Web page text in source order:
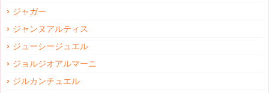
ジャガー
ジャンヌアルティス
ジューシージュエル
ジョルジオアルマーニ
ジルカンチュエル